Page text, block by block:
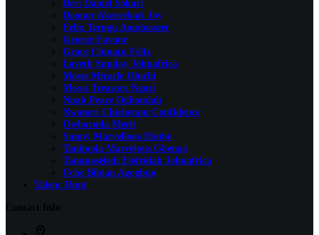
Deri Daniel Sokari
Doonor Akeerebari Joy
Felix Terngu Aondoaseer
George Favour
Grace Chinatu Felix
Loveth Sunday Johnafrica
Moses Miracle Oluchi
Moses Treasure Ngozi
Nnah Peace Ogbondah
Nwaneri Chichetam Confidence
Owhornda Merit
Sunny Marvellous Ebube
Tanimola Marvelous Gbenga
Tanunoseledi Elefridah Johnafrica
Uche Bibian Agogbuo
Talent Hunt
Contact Info